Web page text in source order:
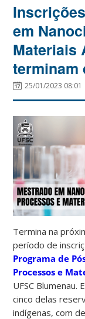
em
Materiais
terminam
25/01/2023 08:01
Termina na
período de
Programa de
Processos e
UFSC
cinco delas
indígenas, com